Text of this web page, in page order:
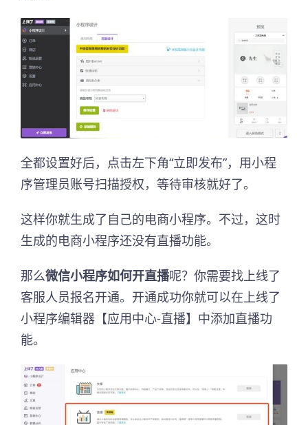
全都设置好后，点击左下角“立即发布”，用小程
序管理员账号扫描授权，等待审核就好了。
这样你就生成了自己的电商小程序。不过，这时
生成的电商小程序还没有直播功能。
那么微信小程序如何开直播呢？你需要找上线了
客服人员报名开通。开通成功你就可以在上线了
小程序编辑器【应用中心-直播】中添加直播功
能。